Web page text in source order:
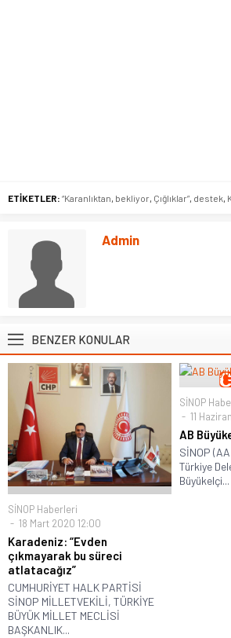
ETİKETLER: “Karanlıktan, bekliyor, Çığlıklar”, destek,
Admin
BENZER KONULAR
SİNOP Haberleri
18 Mart 2020 12:00
Karadeniz: “Evden
çıkmayarak bu süreci
atlatacağız”
CUMHURİYET HALK PARTİSİ
SİNOP MİLLETVEKİLİ, TÜRKİYE
BÜYÜK MİLLET MECLİSİ
BAŞKANLIK...
SİNOP
11
AB
SİNOP
Türkiye
Büyükelçi...